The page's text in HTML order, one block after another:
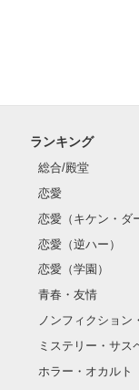
クラス替えを
金髪に近い明る
片耳には琥珀色
ほとんど笑顔
そんな性格と見
ランキング
総合/殿堂
恋愛
恋愛（キケン・ダ
恋愛（逆ハー）
恋愛（学園）
青春・友情
ノンフィクション
ミステリー・サス
ホラー・オカルト